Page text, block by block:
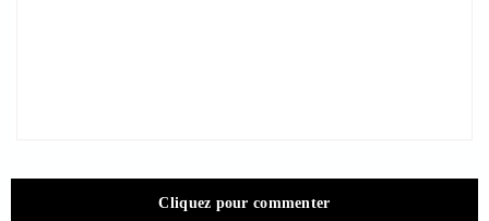
Cliquez pour commenter